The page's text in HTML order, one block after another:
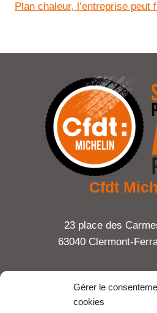
Gérer le
cookies
Plan chaleur, l’entreprise peut
Cfdt
23 place des
63040 Clermont-